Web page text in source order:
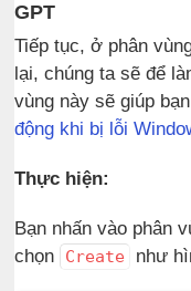
GPT
Tiếp tục, ở phân
lại, chúng ta sẽ để
vùng này sẽ giúp bạn
động khi bị lỗi
Thực hiện:
Bạn nhấn vào phân
chọn
Create như